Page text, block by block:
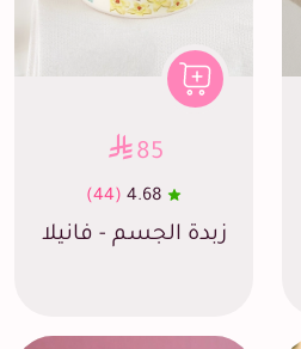
85
4.68
(44)
زبدة الجسم - فانيلا